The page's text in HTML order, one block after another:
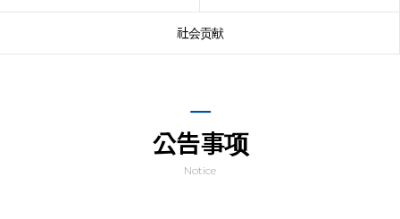
社会贡献
公告事项
Notice